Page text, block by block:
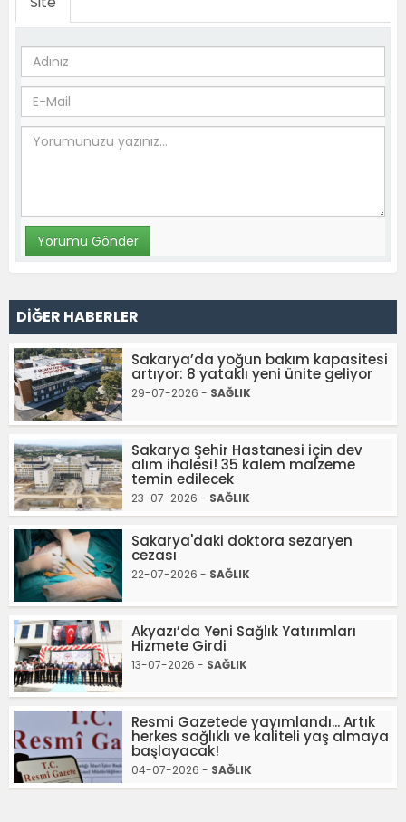
DİĞER HABERLER
Sakarya’da yoğun bakım kapasitesi
artıyor: 8 yataklı yeni ünite geliyor
29-07-2026 - SAĞLIK
Sakarya Şehir Hastanesi için dev
alım ihalesi! 35 kalem malzeme
temin edilecek
23-07-2026 - SAĞLIK
Sakarya'daki doktora sezaryen
cezası
22-07-2026 - SAĞLIK
Akyazı’da Yeni Sağlık Yatırımları
Hizmete Girdi
13-07-2026 - SAĞLIK
Resmi Gazetede yayımlandı... Artık
herkes sağlıklı ve kaliteli yaş almaya
başlayacak!
04-07-2026 - SAĞLIK